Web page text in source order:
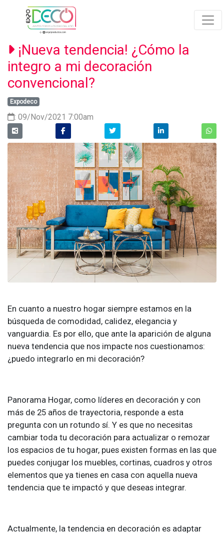
¡Nueva tendencia! ¿Cómo la
integro a mi decoración
convencional?
Expodeco
: 09/Nov/2021 7:00am
En cuanto a nuestro hogar siempre estamos en la
búsqueda de comodidad, calidez, elegancia y
vanguardia. Es por ello, que ante la aparición de alguna
nueva tendencia que nos impacte nos cuestionamos:
¿puedo integrarlo en mi decoración?
Panorama Hogar, como líderes en decoración y con
más de 25 años de trayectoria, responde a esta
pregunta con un rotundo sí. Y es que no necesitas
cambiar toda tu decoración para actualizar o remozar
los espacios de tu hogar, pues existen formas en las que
puedes conjugar los muebles, cortinas, cuadros y otros
elementos que ya tienes en casa con aquella nueva
tendencia que te impactó y que deseas integrar.
Actualmente, la tendencia en decoración es adaptar